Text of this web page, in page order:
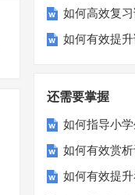
如何高效复
如何有效提
还需要掌握
如何指导小
如何有效赏
如何有效提